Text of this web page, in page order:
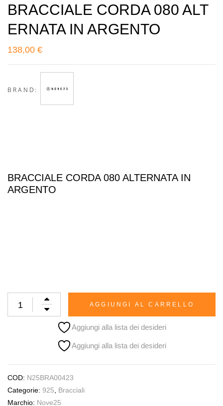
BRACCIALE CORDA 080 ALT
ERNATA IN ARGENTO
138,00 €
BRAND:
BRACCIALE CORDA 080 ALTERNATA IN
ARGENTO
AGGIUNGI AL CARRELLO
Aggiungi alla lista dei desideri
Aggiungi alla lista dei desideri
COD: N25BRA00423
Categorie: 925
Bracciali
Marchio: Nove25